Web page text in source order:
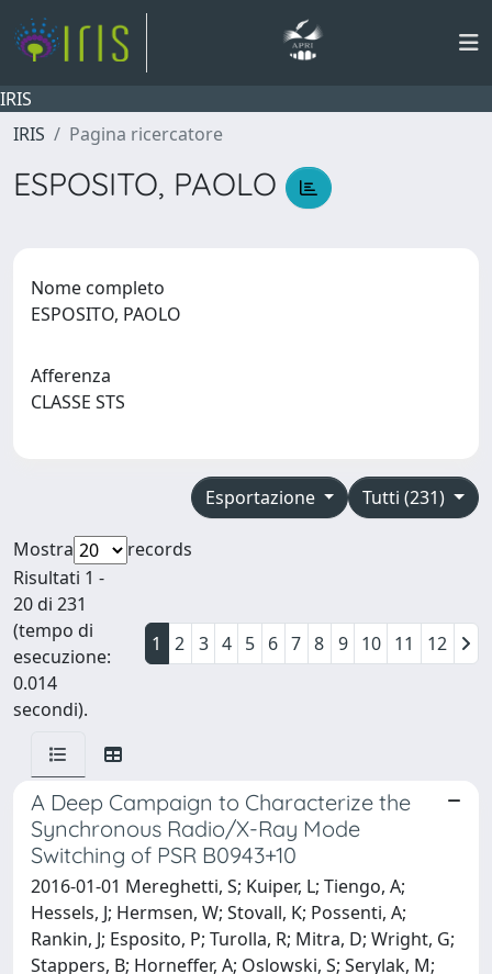
IRIS
IRIS
Pagina ricercatore
ESPOSITO, PAOLO
Nome completo
ESPOSITO, PAOLO
Afferenza
CLASSE STS
Tutti (231)
Esportazione
Mostra
records
Risultati 1 -
20 di 231
(tempo di
esecuzione:
0.014
secondi).
1 2 3 4 5 6 7 8 9 10 11 12
A Deep Campaign to Characterize the
Synchronous Radio/X-Ray Mode
Switching of PSR B0943+10
2016-01-01 Mereghetti, S; Kuiper, L; Tiengo, A;
Hessels, J; Hermsen, W; Stovall, K; Possenti, A;
Rankin, J; Esposito, P; Turolla, R; Mitra, D; Wright, G;
Stappers, B; Horneffer, A; Oslowski, S; Serylak, M;